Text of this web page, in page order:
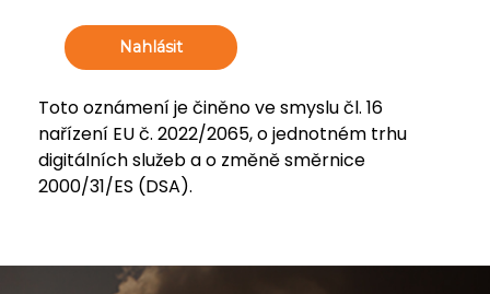
Nahlásit
Toto oznámení je činěno ve smyslu čl. 16
nařízení EU č. 2022/2065, o jednotném trhu
digitálních služeb a o změně směrnice
2000/31/ES (DSA).